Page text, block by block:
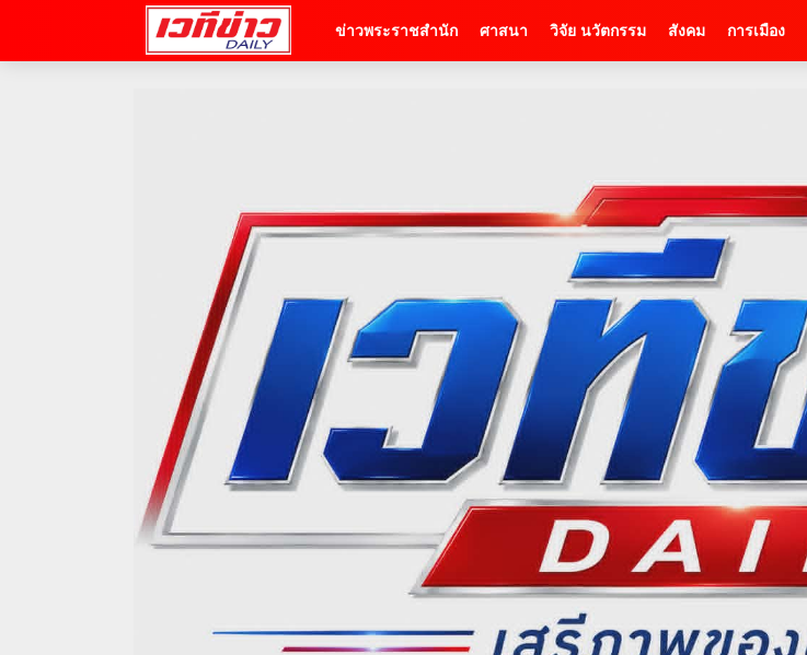
ข่าวพระราชสำนัก ศาสนา วิจัย นวัตกรรม สังคม การเมือง